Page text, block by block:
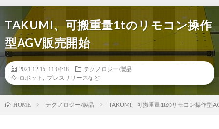
TAKUMI、可搬重量1tのリモコン操作
型AGV販売開始
2021.12.15 11:04:18
テクノロジー/製品
ロボット
プレスリリースなど
HOME テクノロジー/製品 TAKUMI、可搬重量1tのリモコン操作型